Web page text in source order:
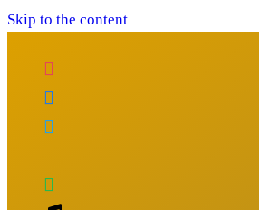
Skip to the content